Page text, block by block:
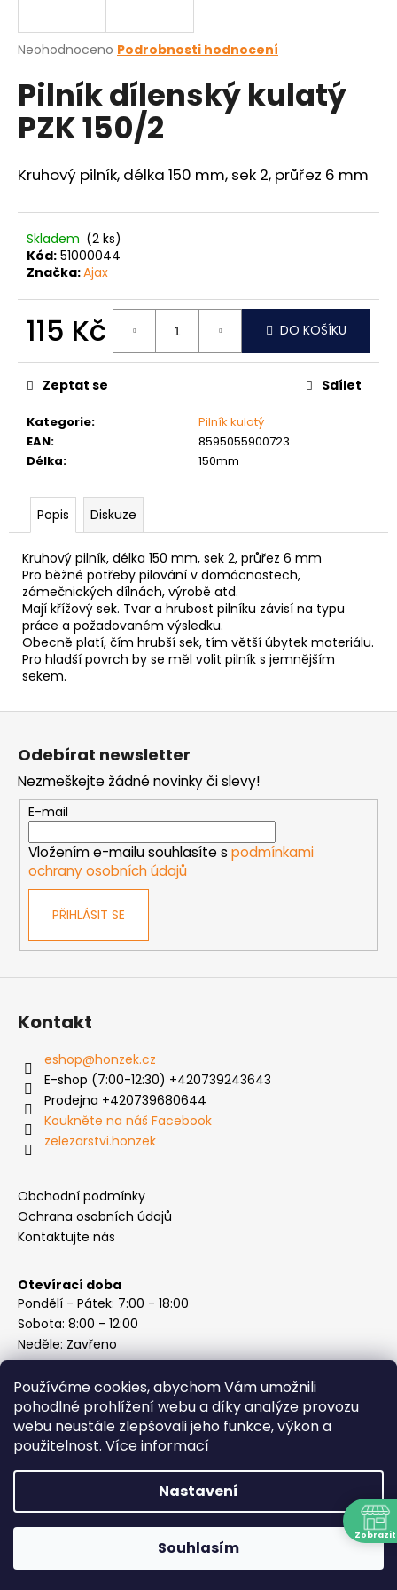
Používáme cookies, abychom Vám umožnili
pohodlné prohlížení webu a díky analýze provozu
webu neustále zlepšovali jeho funkce, výkon a
použitelnost. Více informací
Nastavení
Souhlasím
Průměrné
produktu
je
0,0
hvězdiček.
Neohodnoceno Podrobnosti hodnocení
Pilník dílenský kulatý
PZK 150/2
Kruhový pilník, délka 150 mm, sek 2, průřez 6 mm
Skladem (2 ks)
Kód: 51000044
Značka:Ajax
115 Kč
cena:
DO KOŠÍKU
Kategorie:
Pilník kulatý
EAN:
8595055900723
Délka: 150mm
Zeptat se Sdílet
Popis Diskuze
Kruhový pilník, délka 150 mm, sek 2, průřez 6 mm
Pro běžné potřeby pilování v domácnostech,
zámečnických dílnách, výrobě atd.
Mají křížový sek. Tvar a hrubost pilníku závisí na typu
práce a požadovaném výsledku.
Obecně platí, čím hrubší sek, tím větší úbytek materiálu.
Pro hladší povrch by se měl volit pilník s jemnějším
sekem.
j
t
?
D
o
p
r
u
u
e
VRUT
ZAPUŠTĚNÁ
HLAVA
PRŮMĚR
6MM
0,60
Kč
Z
Odebírat newsletter
Nezmeškejte žádné novinky či slevy!
E-mail
Vložením e-mailu souhlasíte s podmínkami
ochrany osobních údajů
PŘIHLÁSIT SE
Kontakt
eshop@honzek.cz
E-shop (7:00-12:30) +420739243643
Prodejna +420739680644
Koukněte na náš Facebook
zelezarstvi.honzek
Obchodní podmínky
Ochrana osobních údajů
Kontaktujte nás
Otevírací doba
Pondělí - Pátek: 7:00 - 18:00
Sobota: 8:00 - 12:00
Neděle: Zavřeno
Instagram
Copyright 2026ABC Železářství Honzek. Všechna práva
vyhrazena.
Zobrazit